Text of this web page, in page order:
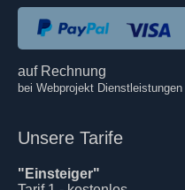
auf Rechnung
bei Webprojekt Dienstleistungen
Unsere Tarife
"Einsteiger"